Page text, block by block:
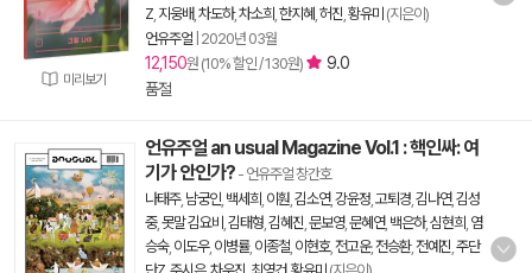
미리보기
Z 지웅배 차도하,차소희 한지혜 허진 황유미 (지은이)
언유주얼 2020년 03월
12,150원 (10% 할인 / 130원)
9.0
품절
언유주얼 an usual Magazine Vol.1 : 핵인싸: 여
기가 안인가? - 언유주얼 창간호
나태주, 남궁인 백세희 이훤 김소연, 강윤정 고퇴경 김나연, 김성
중, 못말 김요비 김태형 김혜진 문보영, 문혜연, 백은하,심현희 염
승숙, 이도우, 이병률, 이종철 이현호, 전고운,전승환, 전예진 주단